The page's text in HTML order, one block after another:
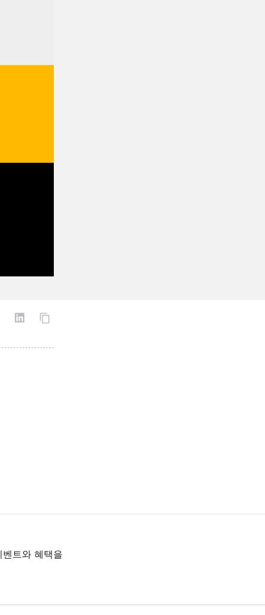
트와 혜택을